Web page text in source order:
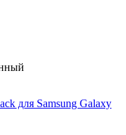
для Samsung Galaxy